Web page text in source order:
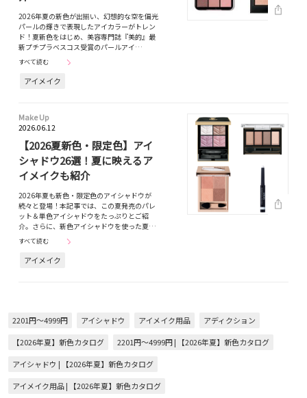
2026年夏の新色が出揃い、幻想的な空を偏光
パールの輝きで表現したアイカラーがトレン
ド！夏新色をはじめ、美容専門誌『美的』最
新プチプラベスコス受賞のパールアイ…
すべて読む
アイメイク
Make Up
2026.06.12
【2026夏新色・限定色】アイ
シャドウ26選！夏に映えるア
イメイクも紹介
2026年夏も新色・限定色のアイシャドウが
続々と登場！本記事では、この夏発売のパレ
ット＆単色アイシャドウをたっぷりとご紹
介。さらに、新色アイシャドウを使った夏…
すべて読む
アイメイク
2201円～4999円 アイシャドウ アイメイク用品
アディクション
【2026年夏】新色カタログ
2201円～4999円 | 【2026年夏】新色カタログ
アイシャドウ | 【2026年夏】新色カタログ
アイメイク用品 | 【2026年夏】新色カタログ